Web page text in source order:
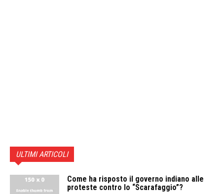
ULTIMI ARTICOLI
Come ha risposto il governo indiano alle
proteste contro lo “Scarafaggio”?